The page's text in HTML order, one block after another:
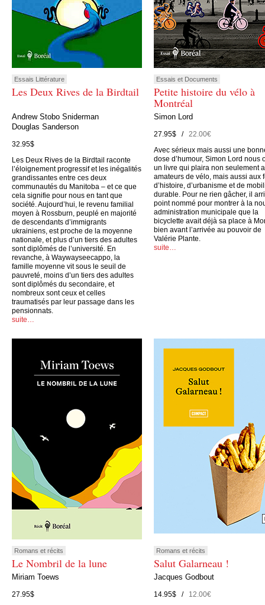
Essais Littérature
Les Deux Rives de la Birdtail
Andrew Stobo Sniderman
Douglas Sanderson
32.95$
Les Deux Rives de la Birdtail raconte
l’éloignement progressif et les inégalités
grandissantes entre ces deux
communautés du Manitoba – et ce que
cela signifie pour nous en tant que
société. Aujourd’hui, le revenu familial
moyen à Rossburn, peuplé en majorité
de descendants d’immigrants
ukrainiens, est proche de la moyenne
nationale, et plus d’un tiers des adultes
sont diplômés de l’université. En
revanche, à Waywayseecappo, la
famille moyenne vit sous le seuil de
pauvreté, moins d’un tiers des adultes
sont diplômés du secondaire, et
nombreux sont ceux et celles
traumatisés par leur passage dans les
pensionnats.
suite…
Essais et Documents
Petite histoire du vélo à
Montréal
Simon Lord
27.95$ /22.00€
Avec sérieux mais aussi une
dose d’humour, Simon Lord nous
un livre qui plaira non seulement
amateurs de vélo, mais aussi aux
d’histoire, d’urbanisme et de
durable. Pour ne rien gâcher, il
point nommé pour montrer à la
administration municipale que la
bicyclette avait déjà sa place à
bien avant l’arrivée au pouvoir de
Valérie Plante.
suite…
Romans et récits
Le Nombril de la lune
Miriam Toews
27.95$
Romans et récits
Salut Galarneau !
Jacques Godbout
14.95$ /12.00€